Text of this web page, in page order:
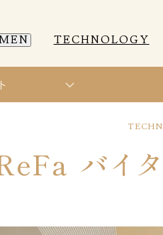
TECHNOLOGY
TECHN
eFa バイ タ